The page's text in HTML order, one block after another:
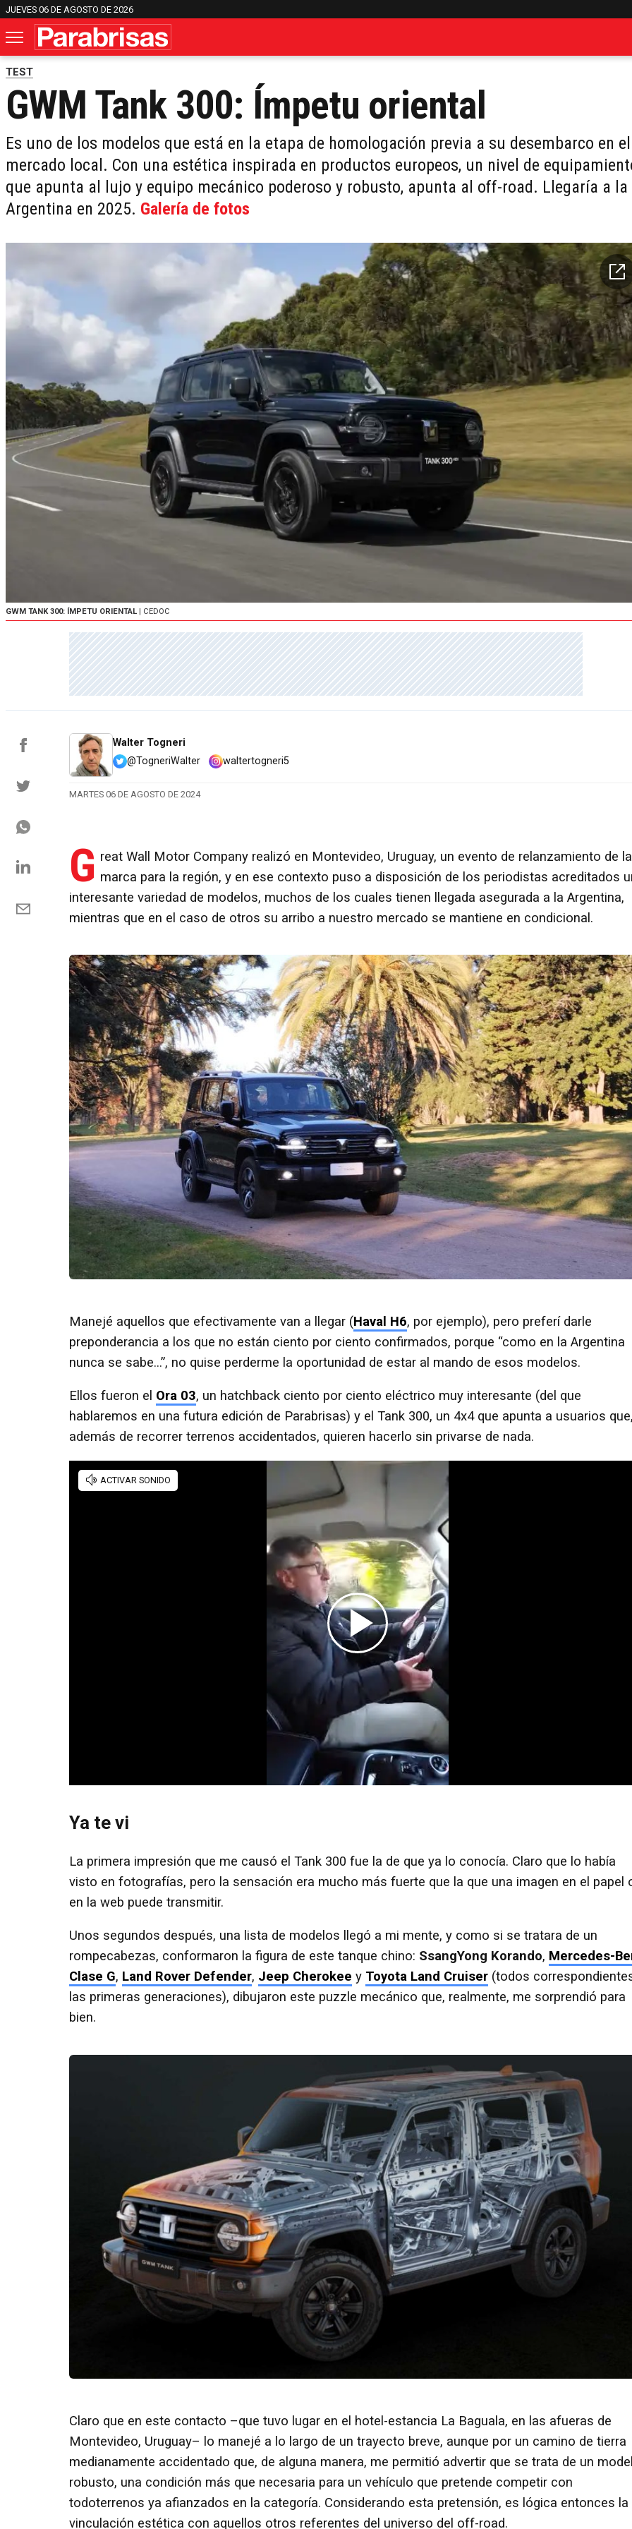
JUEVES 06 DE AGOSTO DE 2026
TEST
GWM Tank 300: Ímpetu oriental
Es uno de los modelos que está en la etapa de homologación previa a su desembarco en el
mercado local. Con una estética inspirada en productos europeos, un nivel de
que apunta al lujo y equipo mecánico poderoso y robusto, apunta al off-road. Llegaría a la
Argentina en 2025. Galería de fotos
GWM TANK 300: ÍMPETU ORIENTAL | CEDOC
Walter Togneri
@TogneriWalter
waltertogneri5
MARTES 06 DE AGOSTO DE 2024
G reat Wall Motor Company realizó en Montevideo, Uruguay, un evento de relanzamiento de la
marca para la región, y en ese contexto puso a disposición de los periodistas acreditados
interesante variedad de modelos, muchos de los cuales tienen llegada asegurada a la Argentina,
mientras que en el caso de otros su arribo a nuestro mercado se mantiene en condicional.
Manejé aquellos que efectivamente van a llegar (Haval H6, por ejemplo), pero preferí darle
preponderancia a los que no están ciento por ciento confirmados, porque “como en la Argentina
nunca se sabe...”, no quise perderme la oportunidad de estar al mando de esos modelos.
Ellos fueron el Ora 03, un hatchback ciento por ciento eléctrico muy interesante (del que
hablaremos en una futura edición de Parabrisas) y el Tank 300, un 4x4 que apunta a usuarios
además de recorrer terrenos accidentados, quieren hacerlo sin privarse de nada.
Ya te vi
La primera impresión que me causó el Tank 300 fue la de que ya lo conocía. Claro que lo había
visto en fotografías, pero la sensación era mucho más fuerte que la que una imagen en el papel
en la web puede transmitir.
Unos segundos después, una lista de modelos llegó a mi mente, y como si se tratara de un
rompecabezas, conformaron la figura de este tanque chino: SsangYong Korando, Mercedes-
Clase G, Land Rover Defender, Jeep Cherokee y Toyota Land Cruiser (todos
las primeras generaciones), dibujaron este puzzle mecánico que, realmente, me sorprendió para
bien.
Claro que en este contacto –que tuvo lugar en el hotel-estancia La Baguala, en las afueras de
Montevideo, Uruguay– lo manejé a lo largo de un trayecto breve, aunque por un camino de tierra
medianamente accidentado que, de alguna manera, me permitió advertir que se trata de un
robusto, una condición más que necesaria para un vehículo que pretende competir con
todoterrenos ya afianzados en la categoría. Considerando esta pretensión, es lógica entonces la
vinculación estética con aquellos otros referentes del universo del off-road.